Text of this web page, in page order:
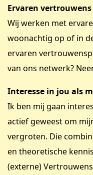
Ervaren
Wij werken met
woonachtig op of in
ervaren
van ons netwerk?
Interesse in jou als
Ik ben mij gaan
actief geweest om
vergroten. Die
en theoretische
(externe)